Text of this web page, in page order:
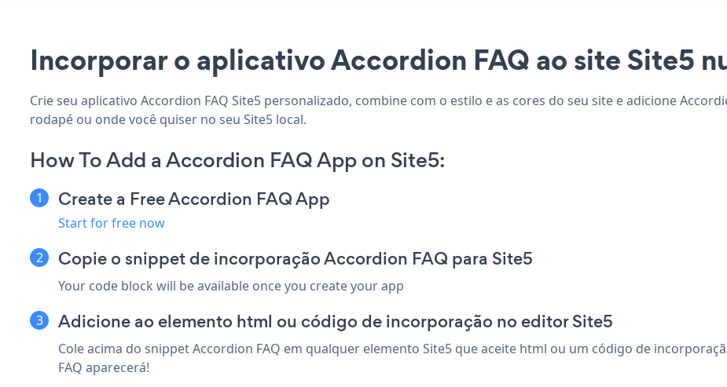
Incorporar o aplicativo Accordion FAQ ao site Site5
Crie seu aplicativo Accordion FAQ Site5 personalizado, combine com o estilo e as cores do seu site e adicione
rodapé ou onde você quiser no seu Site5 local.
How To Add a Accordion FAQ App on Site5:
Create a Free Accordion FAQ App
Start for free now
Copie o snippet de incorporação Accordion FAQ para Site5
Your code block will be available once you create your app
Adicione ao elemento html ou código de incorporação no editor Site5
Cole acima do snippet Accordion FAQ em qualquer elemento Site5 que aceite html ou um código de
FAQ aparecerá!